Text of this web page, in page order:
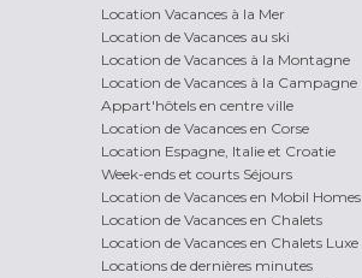
Location Vacances à la Mer
Location de Vacances au ski
Location de Vacances à la Montagne
Location de Vacances à la Campagne
Appart'hôtels en centre ville
Location de Vacances en Corse
Location Espagne, Italie et Croatie
Week-ends et courts Séjours
Location de Vacances en Mobil Homes
Location de Vacances en Chalets
Location de Vacances en Chalets Luxe
Locations de dernières minutes